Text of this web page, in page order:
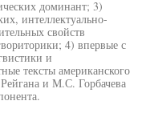
доминант; 3)
интеллектуально-
свойств
4) впервые с
и
тексты американского
и М.С. Горбачева